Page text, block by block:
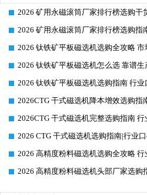
2026 矿用永磁滚筒厂家排行榜选购
2026 矿用永磁滚筒厂家排行榜选购
2026 钛铁矿平板磁选机选购全攻略
2026 钛铁矿平板磁选机怎么选 靠谱
2026 钛铁矿平板磁选机选购指南 行业
2026CTG 干式磁选机降本增效选购
2026CTG 干式磁选机完整选购指南
2026 CTG 干式磁选机选购指南|行业
2026 高精度粉料磁选机选购全攻略
2026 高精度粉料磁选机头部厂家选